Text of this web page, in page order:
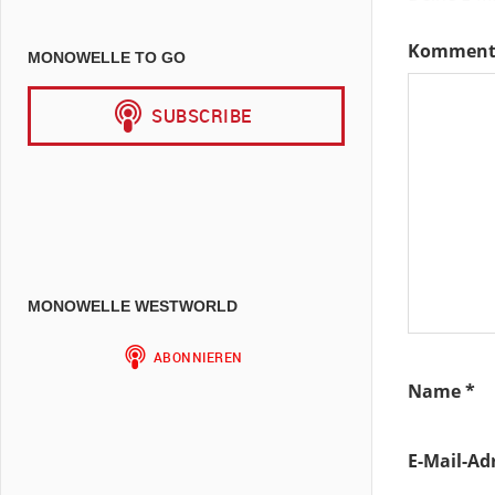
Name*
E-Mail-
MONOWELLE TO GO
MONOWELLE WESTWORLD